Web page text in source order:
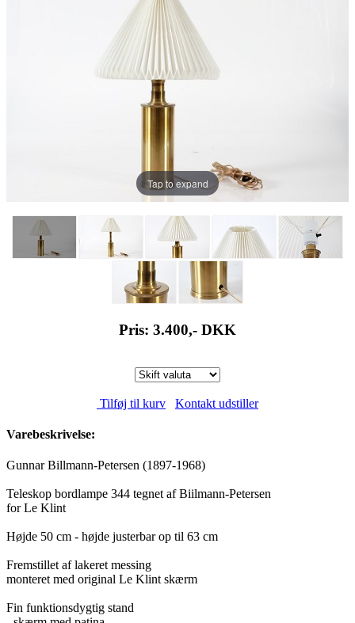
Tap to expand
Pris: 3.400,- DKK
Tilføj til kurv Kontakt udstiller
Varebeskrivelse:
Gunnar Billmann-Petersen (1897-1968)
Teleskop bordlampe 344 tegnet af Biilmann-Petersen
for Le Klint
Højde 50 cm - højde justerbar op til 63 cm
Fremstillet af lakeret messing
monteret med original Le Klint skærm
Fin funktionsdygtig stand